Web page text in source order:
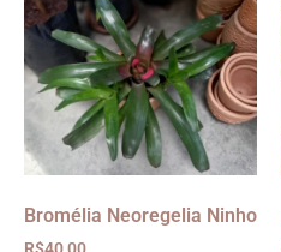
Bromélia Neoregelia Ninho